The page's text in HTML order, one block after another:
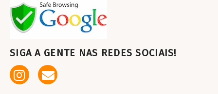
SIGA A GENTE NAS REDES SOCIAIS!